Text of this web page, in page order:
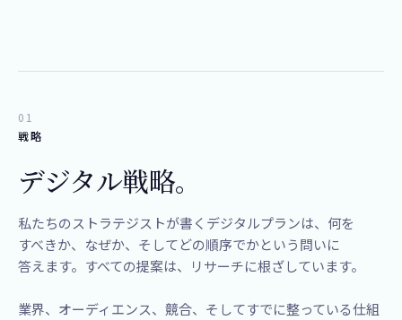
01
戦略
デジタル戦略。
​私たちの​ストラテジストが​書く​デジタルプランは、​何を​
すべきか、​なぜか、​そして​どの​順序でかと​いう​問いに​
答えます。​すべての​提案は、​リサーチに​根ざしています。​
業界、オーディエンス、競合、そしてすでに整っている仕組